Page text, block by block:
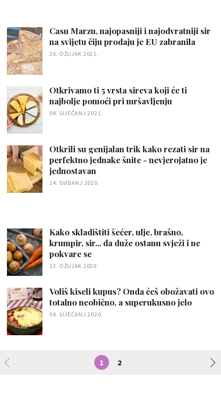
Casu Marzu, najopasniji i najodvratniji sir
na svijetu čiju prodaju je EU zabranila
26. OŽUJAK 2021.
Otkrivamo ti 5 vrsta sireva koji će ti
najbolje pomoći pri mršavljenju
04. SIJEČANJ 2021.
Otkrili su genijalan trik kako rezati sir na
perfektno jednake šnite - nevjerojatno je
jednostavan
14. SVIBANJ 2020.
Kako skladištiti šećer, ulje, brašno,
krumpir, sir... da duže ostanu svježi i ne
pokvare se
13. OŽUJAK 2020.
Voliš kiseli kupus? Onda ćeš obožavati ovo
totalno neobično, a superukusno jelo
04. SIJEČANJ 2020.
1 2